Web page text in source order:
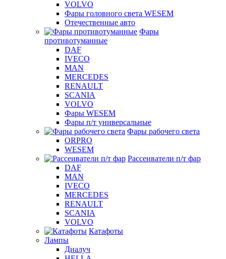
VOLVO
Фары головного света WESEM
Отечественные авто
Фары
противотуманные
DAF
IVECO
MAN
MERCEDES
RENAULT
SCANIA
VOLVO
Фары WESEM
Фары п/т универсальные
Фары рабочего света
ORPRO
WESEM
Рассеиватели п/т фар
DAF
MAN
IVECO
MERCEDES
RENAULT
SCANIA
VOLVO
Катафоты
Лампы
Диалуч